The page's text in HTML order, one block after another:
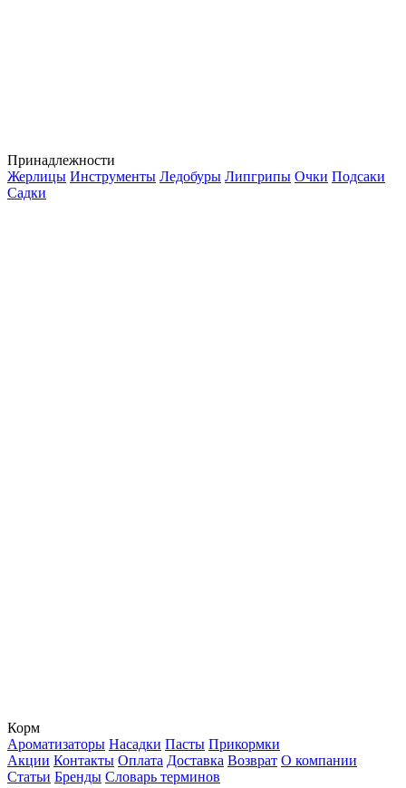
Принадлежности
Жерлицы Инструменты Ледобуры Липгрипы Очки Подсаки
Садки
Корм
Ароматизаторы Насадки Пасты Прикормки
Акции Контакты Оплата Доставка Возврат О компании
Статьи Бренды Словарь терминов